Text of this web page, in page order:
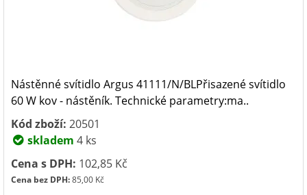
Nástěnné svítidlo Argus 41111/N/BLPřisazené svítidlo
60 W kov - nástěník. Technické parametry:ma..
Kód zboží: 20501
skladem 4 ks
Cena s DPH: 102,85 Kč
Cena bez DPH:85,00 Kč